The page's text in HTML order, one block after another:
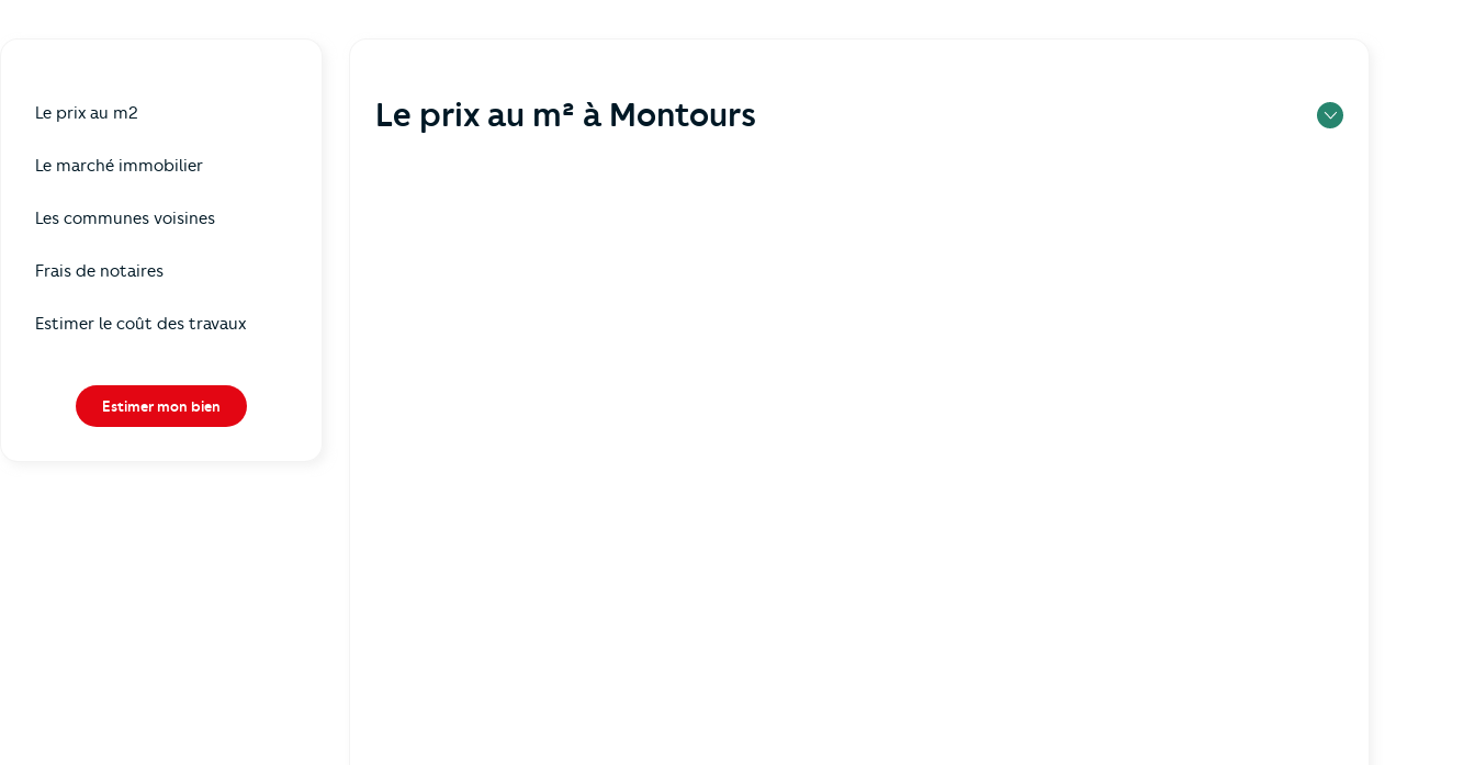
Le prix au m2
Le marché immobilier
Les communes voisines
Frais de notaires
Estimer le coût des travaux
Estimer mon bien
Le prix au m² à Montours